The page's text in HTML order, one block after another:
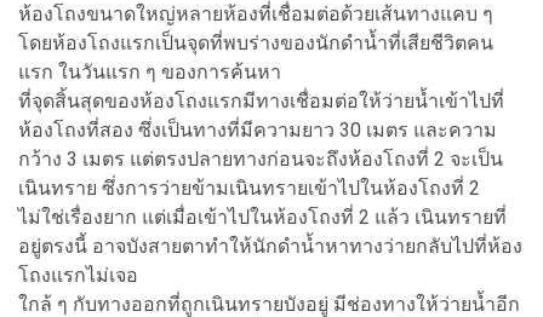
ห้องโถงขนาดใหญ่หลายห้องที่เชื่อมต่อด้วยเส้นทางแคบ ๆ
โดยห้องโถงแรกเป็นจุดที่พบร่างของนักดำน้ำที่เสียชีวิตคน
แรก ในวันแรก ๆ ของการค้นหา
ที่จุดสิ้นสุดของห้องโถงแรกมีทางเชื่อมต่อให้ว่ายน้ำเข้าไปที่
ห้องโถงที่สอง ซึ่งเป็นทางที่มีความยาว 30 เมตร และความ
กว้าง 3 เมตร แต่ตรงปลายทางก่อนจะถึงห้องโถงที่ 2 จะเป็น
เนินทราย ซึ่งการว่ายข้ามเนินทรายเข้าไปในห้องโถงที่ 2
ไม่ใช่เรื่องยาก แต่เมื่อเข้าไปในห้องโถงที่ 2 แล้ว เนินทรายที่
อยู่ตรงนี้ อาจบังสายตาทำให้นักดำน้ำหาทางว่ายกลับไปที่ห้อง
โถงแรกไม่เจอ
ใกล้ ๆ กับทางออกที่ถูกเนินทรายบังอยู่ มีช่องทางให้ว่ายน้ำอีก